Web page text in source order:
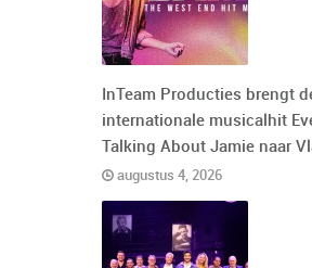
InTeam Producties brengt
internationale musicalhit
Talking About Jamie naar
augustus 4, 2026